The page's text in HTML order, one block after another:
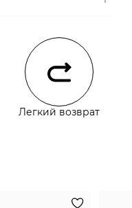
Легкий возврат